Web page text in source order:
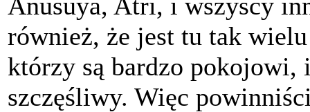
również, że jest tu tak
którzy są bardzo pokojowi,
szczęśliwy. Więc